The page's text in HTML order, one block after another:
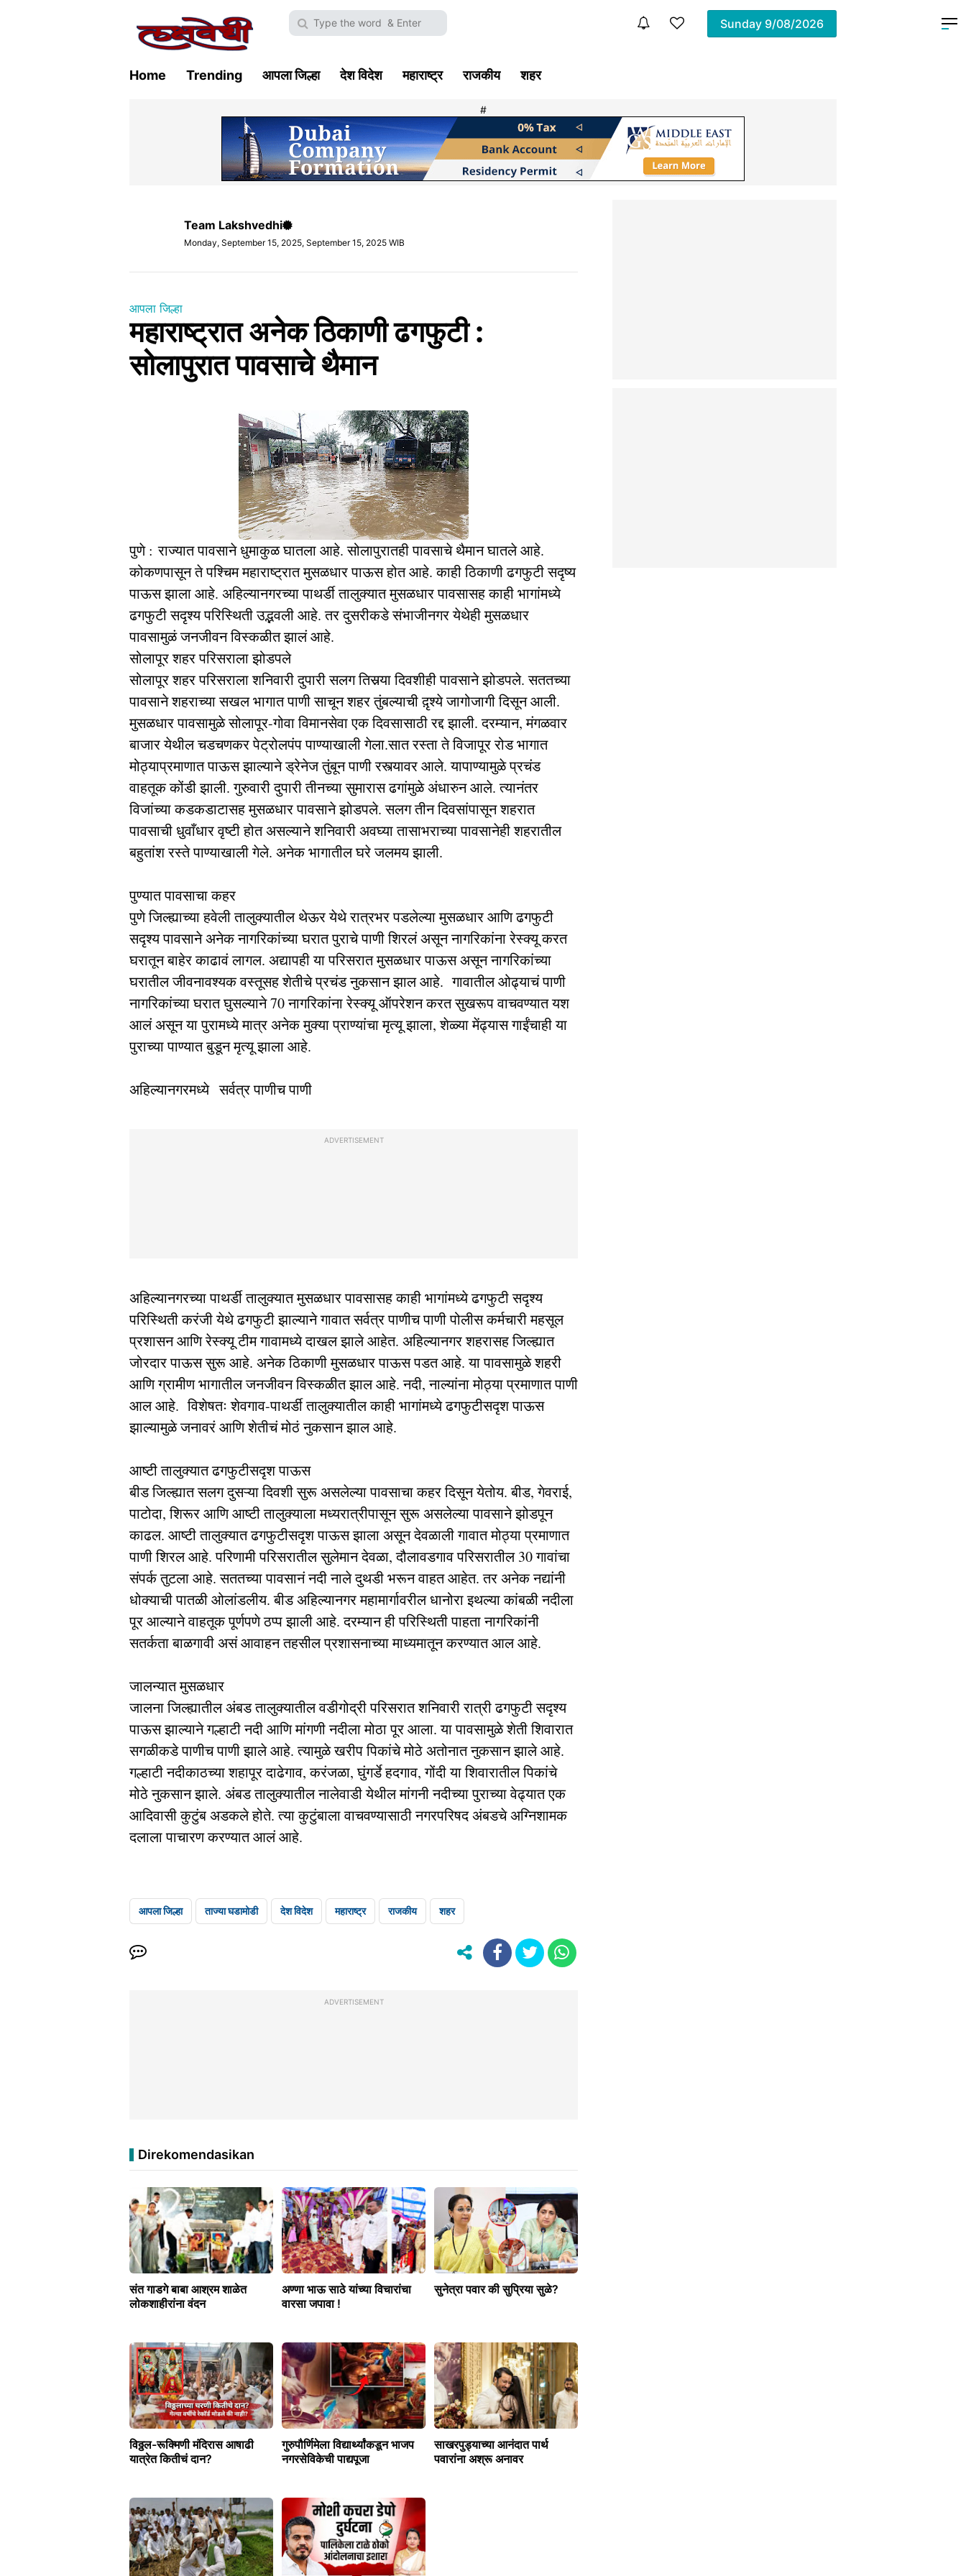
Sunday 9/08/2026
Home Trending आपला जिल्हा देश विदेश महाराष्ट्र राजकीय शहर
#
Team Lakshvedhi
Monday, September 15, 2025, September 15, 2025 WIB
आपला जिल्हा
महाराष्ट्रात अनेक ठिकाणी ढगफुटी :
सोलापुरात पावसाचे थैमान
पुणे : राज्यात पावसाने धुमाकुळ घातला आहे. सोलापुरातही पावसाचे थैमान घातले आहे.
कोकणपासून ते पश्चिम महाराष्ट्रात मुसळधार पाऊस होत आहे. काही ठिकाणी ढगफुटी सदृष्य
पाऊस झाला आहे. अहिल्यानगरच्या पाथर्डी तालुक्यात मुसळधार पावसासह काही भागांमध्ये
ढगफुटी सदृश्य परिस्थिती उद्भवली आहे. तर दुसरीकडे संभाजीनगर येथेही मुसळधार
पावसामुळं जनजीवन विस्कळीत झालं आहे.
सोलापूर शहर परिसराला झोडपले
सोलापूर शहर परिसराला शनिवारी दुपारी सलग तिसर्‍या दिवशीही पावसाने झोडपले. सततच्या
पावसाने शहराच्या सखल भागात पाणी साचून शहर तुंबल्याची द़ृश्ये जागोजागी दिसून आली.
मुसळधार पावसामुळे सोलापूर-गोवा विमानसेवा एक दिवसासाठी रद्द झाली. दरम्यान, मंगळवार
बाजार येथील चडचणकर पेट्रोलपंप पाण्याखाली गेला.सात रस्ता ते विजापूर रोड भागात
मोठ्याप्रमाणात पाऊस झाल्याने ड्रेनेज तुंबून पाणी रस्त्यावर आले. यापाण्यामुळे प्रचंड
वाहतूक कोंडी झाली. गुरुवारी दुपारी तीनच्या सुमारास ढगांमुळे अंधारुन आले. त्यानंतर
विजांच्या कडकडाटासह मुसळधार पावसाने झोडपले. सलग तीन दिवसांपासून शहरात
पावसाची धुवाँधार वृष्टी होत असल्याने शनिवारी अवघ्या तासाभराच्या पावसानेही शहरातील
बहुतांश रस्ते पाण्याखाली गेले. अनेक भागातील घरे जलमय झाली.
पुण्यात पावसाचा कहर
पुणे जिल्ह्याच्या हवेली तालुक्यातील थेऊर येथे रात्रभर पडलेल्या मुसळधार आणि ढगफुटी
सदृश्य पावसाने अनेक नागरिकांच्या घरात पुराचे पाणी शिरलं असून नागरिकांना रेस्क्यू करत
घरातून बाहेर काढावं लागल. अद्यापही या परिसरात मुसळधार पाऊस असून नागरिकांच्या
घरातील जीवनावश्यक वस्तूसह शेतीचे प्रचंड नुकसान झाल आहे. गावातील ओढ्याचं पाणी
नागरिकांच्या घरात घुसल्याने 70 नागरिकांना रेस्क्यू ऑपरेशन करत सुखरूप वाचवण्यात यश
आलं असून या पुरामध्ये मात्र अनेक मुक्या प्राण्यांचा मृत्यू झाला, शेळ्या मेंढ्यास गाईंचाही या
पुराच्या पाण्यात बुडून मृत्यू झाला आहे.
अहिल्यानगरमध्ये सर्वत्र पाणीच पाणी
ADVERTISEMENT
अहिल्यानगरच्या पाथर्डी तालुक्यात मुसळधार पावसासह काही भागांमध्ये ढगफुटी सदृश्य
परिस्थिती करंजी येथे ढगफुटी झाल्याने गावात सर्वत्र पाणीच पाणी पोलीस कर्मचारी महसूल
प्रशासन आणि रेस्क्यू टीम गावामध्ये दाखल झाले आहेत. अहिल्यानगर शहरासह जिल्ह्यात
जोरदार पाऊस सुरू आहे. अनेक ठिकाणी मुसळधार पाऊस पडत आहे. या पावसामुळे शहरी
आणि ग्रामीण भागातील जनजीवन विस्कळीत झाल आहे. नदी, नाल्यांना मोठ्या प्रमाणात पाणी
आल आहे. विशेषतः शेवगाव-पाथर्डी तालुक्यातील काही भागांमध्ये ढगफुटीसदृश पाऊस
झाल्यामुळे जनावरं आणि शेतीचं मोठं नुकसान झाल आहे.
आष्टी तालुक्यात ढगफुटीसदृश पाऊस
बीड जिल्ह्यात सलग दुसऱ्या दिवशी सुरू असलेल्या पावसाचा कहर दिसून येतोय. बीड, गेवराई,
पाटोदा, शिरूर आणि आष्टी तालुक्याला मध्यरात्रीपासून सुरू असलेल्या पावसाने झोडपून
काढल. आष्टी तालुक्यात ढगफुटीसदृश पाऊस झाला असून देवळाली गावात मोठ्या प्रमाणात
पाणी शिरल आहे. परिणामी परिसरातील सुलेमान देवळा, दौलावडगाव परिसरातील 30 गावांचा
संपर्क तुटला आहे. सततच्या पावसानं नदी नाले दुथडी भरून वाहत आहेत. तर अनेक नद्यांनी
धोक्याची पातळी ओलांडलीय. बीड अहिल्यानगर महामार्गावरील धानोरा इथल्या कांबळी नदीला
पूर आल्याने वाहतूक पूर्णपणे ठप्प झाली आहे. दरम्यान ही परिस्थिती पाहता नागरिकांनी
सतर्कता बाळगावी असं आवाहन तहसील प्रशासनाच्या माध्यमातून करण्यात आल आहे.
जालन्यात मुसळधार
जालना जिल्ह्यातील अंबड तालुक्यातील वडीगोद्री परिसरात शनिवारी रात्री ढगफुटी सदृश्य
पाऊस झाल्याने गल्हाटी नदी आणि मांगणी नदीला मोठा पूर आला. या पावसामुळे शेती शिवारात
सगळीकडे पाणीच पाणी झाले आहे. त्यामुळे खरीप पिकांचे मोठे अतोनात नुकसान झाले आहे.
गल्हाटी नदीकाठच्या शहापूर दाढेगाव, करंजळा, घुंगर्डे हदगाव, गोंदी या शिवारातील पिकांचे
मोठे नुकसान झाले. अंबड तालुक्यातील नालेवाडी येथील मांगनी नदीच्या पुराच्या वेढ्यात एक
आदिवासी कुटुंब अडकले होते. त्या कुटुंबाला वाचवण्यासाठी नगरपरिषद अंबडचे अग्निशामक
दलाला पाचारण करण्यात आलं आहे.
आपला जिल्हा ताज्या घडामोडी देश विदेश महाराष्ट्र राजकीय शहर
ADVERTISEMENT
Direkomendasikan
संत गाडगे बाबा आश्रम शाळेत
लोकशाहीरांना वंदन
अण्णा भाऊ साठे यांच्या विचारांचा
वारसा जपावा !
सुनेत्रा पवार की सुप्रिया सुळे?
विठ्ठल-रूक्मिणी मंदिरास आषाढी
यात्रेत कितीचं दान?
गुरुपौर्णिमेला विद्यार्थ्यांकडून भाजप
नगरसेविकेची पाद्यपूजा
साखरपुड्याच्या आनंदात पार्थ
पवारांना अश्रू अनावर